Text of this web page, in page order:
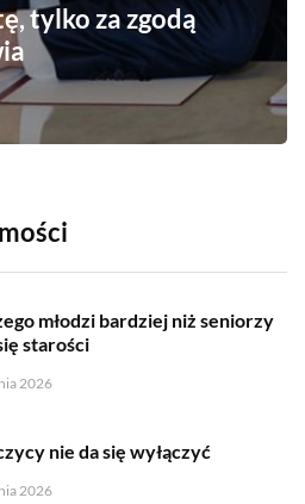
tylko za zgodą
młodzi bardziej niż seniorzy
starości
2026
nie da się wyłączyć
2026